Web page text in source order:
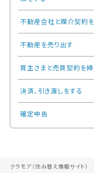
不動産会社と媒介契約
不動産を売り出す
買主さまと売買契約を
決済、引き渡しをする
確定申告
クラモア（住み替え情報サイト）